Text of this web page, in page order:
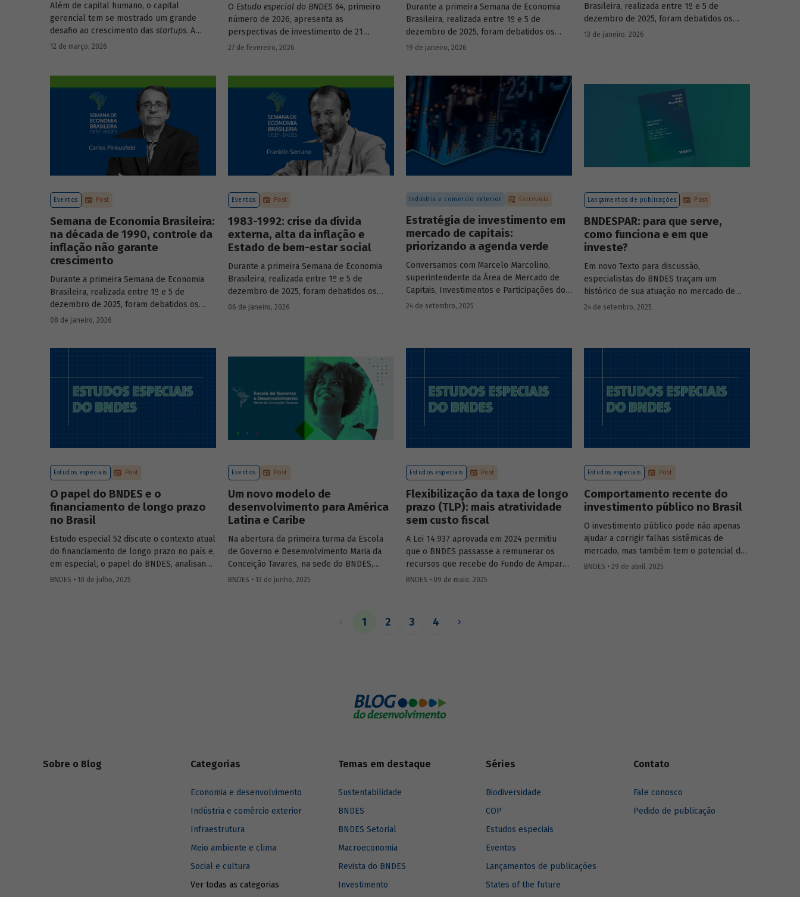
Além de capital humano, o capital
gerencial tem se mostrado um grande
desafio ao crescimento das startups. A
avaliação do BNDES Garagem demonstra
12 de março, 2026
O Estudo especial do BNDES 64, primeiro
número de 2026, apresenta as
perspectivas de investimento de 21
setores da economia brasileira para o
27 de fevereiro, 2026
Durante a primeira Semana de Economia
Brasileira, realizada entre 1º e 5 de
dezembro de 2025, foram debatidos os
principais temas que marcaram a economia
renomados.
19 de janeiro, 2026
Brasileira, realizada entre 1º e 5 de
dezembro de 2025, foram debatidos os
principais temas que marcaram a economia
13 de janeiro, 2026
Eventos Post
Semana de Economia Brasileira:
na década de 1990, controle da
inflação não garante
crescimento
Durante a primeira Semana de Economia
Brasileira, realizada entre 1º e 5 de
dezembro de 2025, foram debatidos os
principais temas que marcaram a economia
08 de janeiro, 2026
Eventos Post
1983-1992: crise da dívida
externa, alta da inflação e
Estado de bem-estar social
Durante a primeira Semana de Economia
Brasileira, realizada entre 1º e 5 de
dezembro de 2025, foram debatidos os
principais temas que marcaram a economia
06 de janeiro, 2026
Indústria e comércio exterior Entrevista
Estratégia de investimento em
mercado de capitais:
priorizando a agenda verde
Conversamos com Marcelo Marcolino,
superintendente da Área de Mercado de
Capitais, Investimentos e Participações do
BNDES, e representantes de duas das
de bancos de desenvolvimento no
mercado de capitais, a nova estratégia do
BNDES e os planos das investidas.
24 de setembro, 2025
Lançamentos de publicações Post
BNDESPAR: para que serve,
como funciona e em que
investe?
Em novo Texto para discussão,
especialistas do BNDES traçam um
histórico de sua atuação no mercado de
capitais, apontando a importância dessa
24 de setembro, 2025
Estudos especiais Post
O papel do BNDES e o
financiamento de longo prazo
no Brasil
Estudo especial 52 discute o contexto atual
do financiamento de longo prazo no país e,
em especial, o papel do BNDES, analisando
seu posicionamento no mercado de crédito
BNDES • 10 de julho, 2025
Eventos Post
Um novo modelo de
desenvolvimento para América
Latina e Caribe
Na abertura da primeira turma da Escola
de Governo e Desenvolvimento Maria da
Conceição Tavares, na sede do BNDES,
Aloizio Mercadante, presidente do BNDES,
Público debatarem um novo modelo de
BNDES • 13 de junho, 2025
Estudos especiais Post
Flexibilização da taxa de longo
prazo (TLP): mais atratividade
sem custo fiscal
A Lei 14.937 aprovada em 2024 permitiu
que o BNDES passasse a remunerar os
recursos que recebe do Fundo de Amparo
ao Trabalhador (FAT) tanto pela Selic
apoio do BNDES.
BNDES • 09 de maio, 2025
Estudos especiais Post
Comportamento recente do
investimento público no Brasil
O investimento público pode não apenas
ajudar a corrigir falhas sistêmicas de
mercado, mas também tem o potencial de
gerar externalidades positivas para a
BNDES • 29 de abril, 2025
1 2 3 4
Sobre o Blog Categorias
Economia e desenvolvimento
Indústria e comércio exterior
Infraestrutura
Meio ambiente e clima
Social e cultura
Ver todas as categorias
Temas em destaque
Sustentabilidade
BNDES
BNDES Setorial
Macroeconomia
Revista do BNDES
Investimento
Séries
Biodiversidade
COP
Estudos especiais
Eventos
Lançamentos de publicações
States of the future
Contato
Fale conosco
Pedido de publicação